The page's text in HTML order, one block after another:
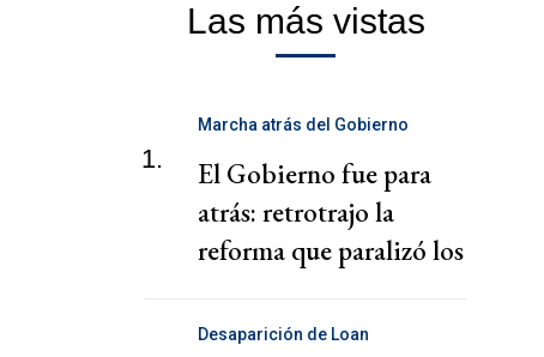
Las más vistas
1.
Marcha atrás del Gobierno
El Gobierno fue para
atrás: retrotrajo la
reforma que paralizó los
Desaparición de Loan